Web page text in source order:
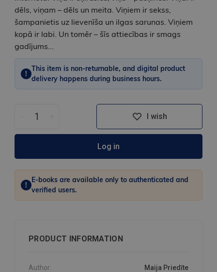
dēls, viņam – dēls un meita. Viņiem ir sekss,
šampanietis uz lievenīša un ilgas sarunas. Viņiem
kopā ir labi. Un tomēr – šīs attiecības ir smags
gadījums...
!
This item is non-returnable, and digital product
delivery happens during business hours.
I wish
Log in
!
E-books are available only to authenticated and
verified users.
PRODUCT INFORMATION
Author: Maija Priedīte